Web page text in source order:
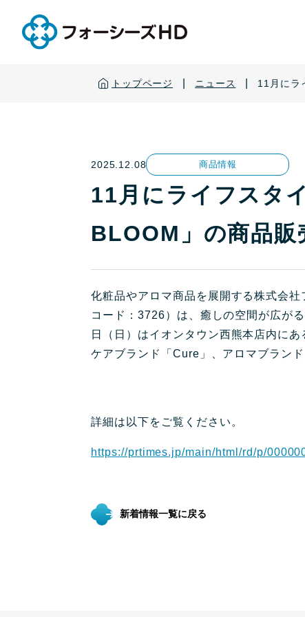
トップページ ニュース 11月にラ
2025.12.08 商品情報
11月にライフスタ
BLOOM」の商品
化粧品やアロマ商品を展開する株式会
コード：3726）は、癒しの空間が広が
日（日）はイオンタウン西熊本店内に
ケアブランド「Cure」、アロマブラン
詳細は以下をご覧ください。
https://prtimes.jp/main/html/rd/p/
新着情報一覧に戻る